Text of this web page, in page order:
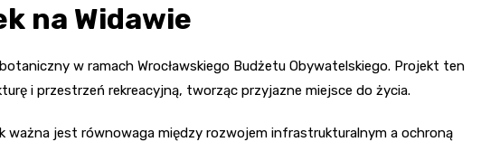
na Widawie
w ramach Wrocławskiego Budżetu Obywatelskiego. Projekt ten
i przestrzeń rekreacyjną, tworząc przyjazne miejsce do życia.
ważna jest równowaga między rozwojem infrastrukturalnym a ochroną